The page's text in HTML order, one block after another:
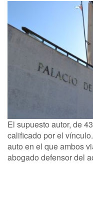
El supuesto autor, de
calificado por el
auto en el que ambos
abogado defensor del